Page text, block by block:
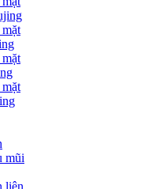
mũi
liên